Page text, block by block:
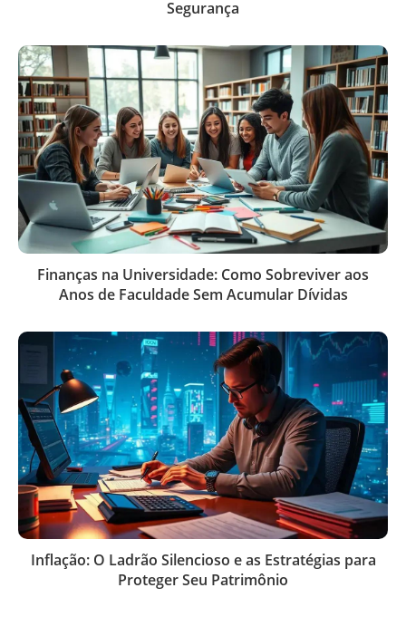
Segurança
Finanças na Universidade: Como Sobreviver aos
Anos de Faculdade Sem Acumular Dívidas
Inflação: O Ladrão Silencioso e as Estratégias para
Proteger Seu Patrimônio